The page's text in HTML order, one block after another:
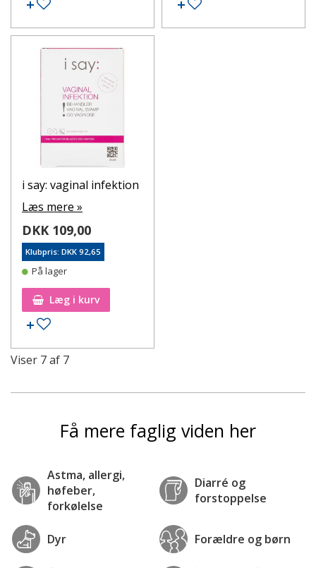
Tag mælkesyrebakterier som kosttilskud eller
vaginaltabletter for at genoprette skedens
naturlige flora.
Undgå stramme bukser og syntetiske materialer,
der kan øge varme og fugt i intimområdet.
Undgå at vaske skeden indvendigt, da det kan
forstyrre den naturlige pH-balance.
Hos apotekeren.dk finder du et bredt udvalg af
produkter til behandling af skedesvamp. Se vores
sortiment her og få hurtig og diskret levering.
i say: vaginal infektion
Læs mere »
DKK 109,00
Klubpris: DKK 92,65
På lager
Læg i kurv
Tilføj til ønskeseddel
Viser 7af 7
Få mere faglig viden her
Astma, allergi,
høfeber,
forkølelse
Diarré og
forstoppelse
Dyr Forældre og børn